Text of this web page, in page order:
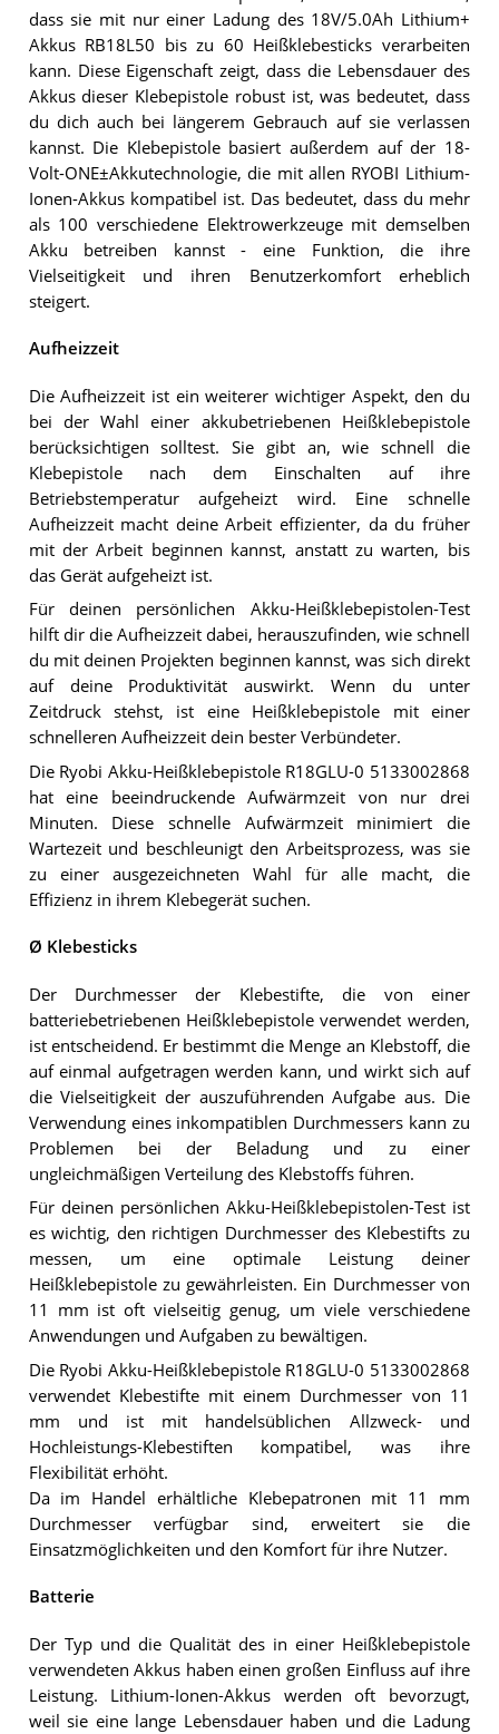
dass sie mit nur einer Ladung des 18V/5.0Ah Lithium+
Akkus RB18L50 bis zu 60 Heißklebesticks verarbeiten
kann. Diese Eigenschaft zeigt, dass die Lebensdauer des
Akkus dieser Klebepistole robust ist, was bedeutet, dass
du dich auch bei längerem Gebrauch auf sie verlassen
kannst. Die Klebepistole basiert außerdem auf der 18-
Volt-ONE±Akkutechnologie, die mit allen RYOBI Lithium-
Ionen-Akkus kompatibel ist. Das bedeutet, dass du mehr
als 100 verschiedene Elektrowerkzeuge mit demselben
Akku betreiben kannst - eine Funktion, die ihre
Vielseitigkeit und ihren Benutzerkomfort erheblich
steigert.
Aufheizzeit
Die Aufheizzeit ist ein weiterer wichtiger Aspekt, den du
bei der Wahl einer akkubetriebenen Heißklebepistole
berücksichtigen solltest. Sie gibt an, wie schnell die
Klebepistole nach dem Einschalten auf ihre
Betriebstemperatur aufgeheizt wird. Eine schnelle
Aufheizzeit macht deine Arbeit effizienter, da du früher
mit der Arbeit beginnen kannst, anstatt zu warten, bis
das Gerät aufgeheizt ist.
Für deinen persönlichen Akku-Heißklebepistolen-Test
hilft dir die Aufheizzeit dabei, herauszufinden, wie schnell
du mit deinen Projekten beginnen kannst, was sich direkt
auf deine Produktivität auswirkt. Wenn du unter
Zeitdruck stehst, ist eine Heißklebepistole mit einer
schnelleren Aufheizzeit dein bester Verbündeter.
Die Ryobi Akku-Heißklebepistole R18GLU-0 5133002868
hat eine beeindruckende Aufwärmzeit von nur drei
Minuten. Diese schnelle Aufwärmzeit minimiert die
Wartezeit und beschleunigt den Arbeitsprozess, was sie
zu einer ausgezeichneten Wahl für alle macht, die
Effizienz in ihrem Klebegerät suchen.
Ø Klebesticks
Der Durchmesser der Klebestifte, die von einer
batteriebetriebenen Heißklebepistole verwendet werden,
ist entscheidend. Er bestimmt die Menge an Klebstoff, die
auf einmal aufgetragen werden kann, und wirkt sich auf
die Vielseitigkeit der auszuführenden Aufgabe aus. Die
Verwendung eines inkompatiblen Durchmessers kann zu
Problemen bei der Beladung und zu einer
ungleichmäßigen Verteilung des Klebstoffs führen.
Für deinen persönlichen Akku-Heißklebepistolen-Test ist
es wichtig, den richtigen Durchmesser des Klebestifts zu
messen, um eine optimale Leistung deiner
Heißklebepistole zu gewährleisten. Ein Durchmesser von
11 mm ist oft vielseitig genug, um viele verschiedene
Anwendungen und Aufgaben zu bewältigen.
Die Ryobi Akku-Heißklebepistole R18GLU-0 5133002868
verwendet Klebestifte mit einem Durchmesser von 11
mm und ist mit handelsüblichen Allzweck- und
Hochleistungs-Klebestiften kompatibel, was ihre
Flexibilität erhöht.
Da im Handel erhältliche Klebepatronen mit 11 mm
Durchmesser verfügbar sind, erweitert sie die
Einsatzmöglichkeiten und den Komfort für ihre Nutzer.
Batterie
Der Typ und die Qualität des in einer Heißklebepistole
verwendeten Akkus haben einen großen Einfluss auf ihre
Leistung. Lithium-Ionen-Akkus werden oft bevorzugt,
weil sie eine lange Lebensdauer haben und die Ladung